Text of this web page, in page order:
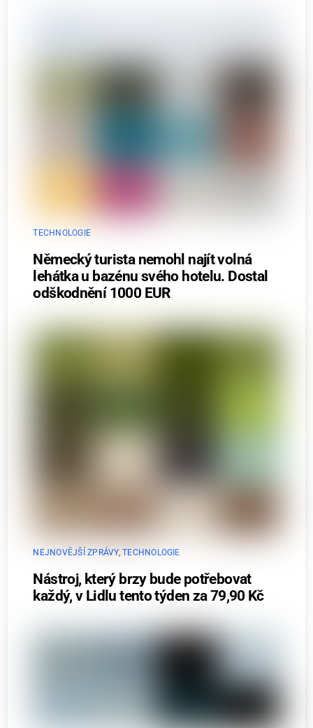
TECHNOLOGIE
Německý turista nemohl najít volná
lehátka u bazénu svého hotelu. Dostal
odškodnění 1000 EUR
NEJNOVĚJŠÍ ZPRÁVY,TECHNOLOGIE
Nástroj, který brzy bude potřebovat
každý, v Lidlu tento týden za 79,90 Kč